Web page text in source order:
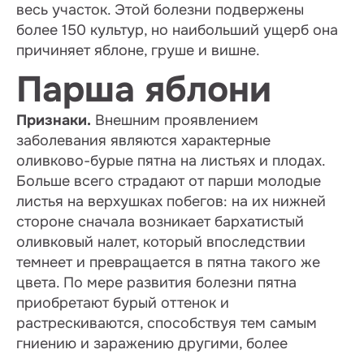
весь участок. Этой болезни подвержены
более 150 культур, но наибольший ущерб она
причиняет яблоне, груше и вишне.
Парша яблони
Признаки. Внешним проявлением
заболевания являются характерные
оливково-бурые пятна на листьях и плодах.
Больше всего страдают от парши молодые
листья на верхушках побегов: на их нижней
стороне сначала возникает бархатистый
оливковый налет, который впоследствии
темнеет и превращается в пятна такого же
цвета. По мере развития болезни пятна
приобретают бурый оттенок и
растрескиваются, способствуя тем самым
гниению и заражению другими, более